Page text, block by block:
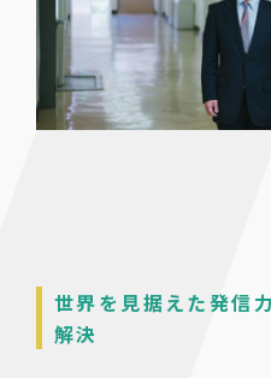
世界を見据えた発信
解決